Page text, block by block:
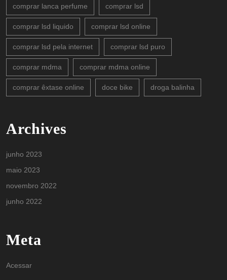
comprar lanca perfume comprar lsd
comprar lsd liquido comprar lsd online
comprar lsd pela internet comprar lsd puro
comprar mdma comprar mdma online
comprar êxtase online doce bike droga balinha
Archives
junho 2023
maio 2023
novembro 2022
junho 2022
Meta
Acessar